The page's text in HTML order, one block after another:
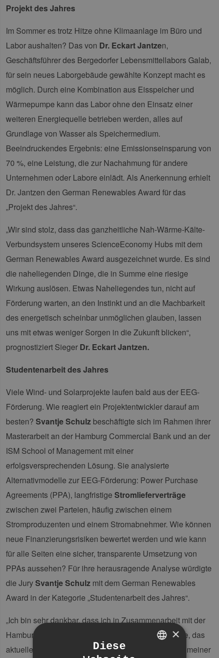
Projekt des Jahres
Im Sommer es trotz Hitze ohne Klimaanlage im Büro und
Labor aushalten? Das von Dr. Eckart Jantzen,
Geschäftsführer des Bergedorfer Lebensmittellabors Galab,
für sein neues Laborgebäude gewählte Konzept macht es
möglich. Durch eine Kombination aus Eisspeicher und
Wärmepumpe kann das Labor ohne den Einsatz einer
weiteren Energiequelle betrieben werden, alles auf
Grundlage von Wasser als Speichermedium.
Beeindruckendes Ergebnis: eine Emissionseinsparung von
70 %, eine Leistung, die zur Nachahmung für andere
Unternehmen oder Labore einlädt. Als Anerkennung erhielt
Dr. Jantzen den German Renewables Award für das
„Projekt des Jahres“.
„Wir sind stolz, dass das ganzheitliche Nah-Wärme-Kälte-
Verbundsystem unseres ScienceEconomy Hubs mit dem
German Renewables Award ausgezeichnet wurde. Es sind
die naheliegenden Dinge, die in Summe eine riesige
Wirkung auslösen. Etwas Naheliegendes tun, nicht auf
Förderung warten, an den Instinkt und an die Machbarkeit
des energetisch scheinbar unmöglichen glauben, lassen
uns mit etwas weniger Sorgen in die Zukunft blicken“,
prognostiziert Sieger Dr. Eckart Jantzen.
Studentenarbeit des Jahres
Viele Wind- und Solarprojekte laufen bald aus der EEG-
Förderung. Wie reagiert ein Projektentwickler darauf am
besten? Svantje Schulz beschäftigte sich im Rahmen ihrer
Masterarbeit an der Hamburg Commercial Bank und an der
ISM School of Management mit einer
erfolgsversprechenden Lösung. Sie analysierte
Alternativmodelle zur EEG-Förderung: Power Purchase
Agreements (PPA), langfristige Stromlieferverträge
zwischen zwei Parteien, häufig zwischen einem
Stromproduzenten und einem Stromabnehmer. Wie können
neue Finanzierungsrisiken bewertet werden und wie kann
für alle Seiten eine sicher, transparente Umsetzung von
PPAs aussehen? Für ihre herausragende Analyse würdigte
die JurySvantje Schulz mit dem German Renewables
Award in der Kategorie „Studentenarbeit des Jahres“.
„Ich bin sehr dankbar, dass ich in Zusammenarbeit mit der
Hamburg Commercial Bank AG die Möglichkeit hatte, das
aktuelle Thema der Power Purchase Agreements in meiner
×
Diese